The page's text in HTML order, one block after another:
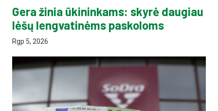
Gera žinia ūkininkams: skyrė daugiau
lėšų lengvatinėms paskoloms
Rgp 5, 2026